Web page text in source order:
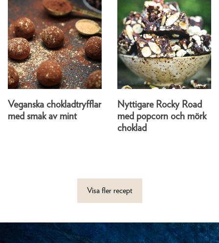
Veganska chokladtryfflar
med smak av mint
Nyttigare Rocky Road
med popcorn och mörk
choklad
Visa fler recept